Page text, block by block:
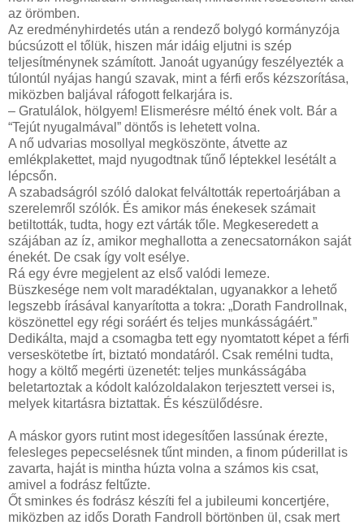
az örömben.
Az eredményhirdetés után a rendező bolygó kormányzója
búcsúzott el tőlük, hiszen már idáig eljutni is szép
teljesítménynek számított. Janoát ugyanúgy feszélyezték a
túlontúl nyájas hangú szavak, mint a férfi erős kézszorítása,
miközben baljával ráfogott felkarjára is.
– Gratulálok, hölgyem! Elismerésre méltó ének volt. Bár a
“Tejút nyugalmával” döntős is lehetett volna.
A nő udvarias mosollyal megköszönte, átvette az
emlékplakettet, majd nyugodtnak tűnő léptekkel lesétált a
lépcsőn.
A szabadságról szóló dalokat felváltották repertoárjában a
szerelemről szólók. És amikor más énekesek számait
betiltották, tudta, hogy ezt várták tőle. Megkeseredett a
szájában az íz, amikor meghallotta a zenecsatornákon saját
énekét. De csak így volt esélye.
Rá egy évre megjelent az első valódi lemeze.
Büszkesége nem volt maradéktalan, ugyanakkor a lehető
legszebb írásával kanyarította a tokra: „Dorath Fandrollnak,
köszönettel egy régi soráért és teljes munkásságáért.”
Dedikálta, majd a csomagba tett egy nyomtatott képet a férfi
verseskötetbe írt, biztató mondatáról. Csak remélni tudta,
hogy a költő megérti üzenetét: teljes munkásságába
beletartoztak a kódolt kalózoldalakon terjesztett versei is,
melyek kitartásra biztattak. És készülődésre.
A máskor gyors rutint most idegesítően lassúnak érezte,
felesleges pepecselésnek tűnt minden, a finom púderillat is
zavarta, haját is mintha húzta volna a számos kis csat,
amivel a fodrász feltűzte.
Őt sminkes és fodrász készíti fel a jubileumi koncertjére,
miközben az idős Dorath Fandroll börtönben ül, csak mert